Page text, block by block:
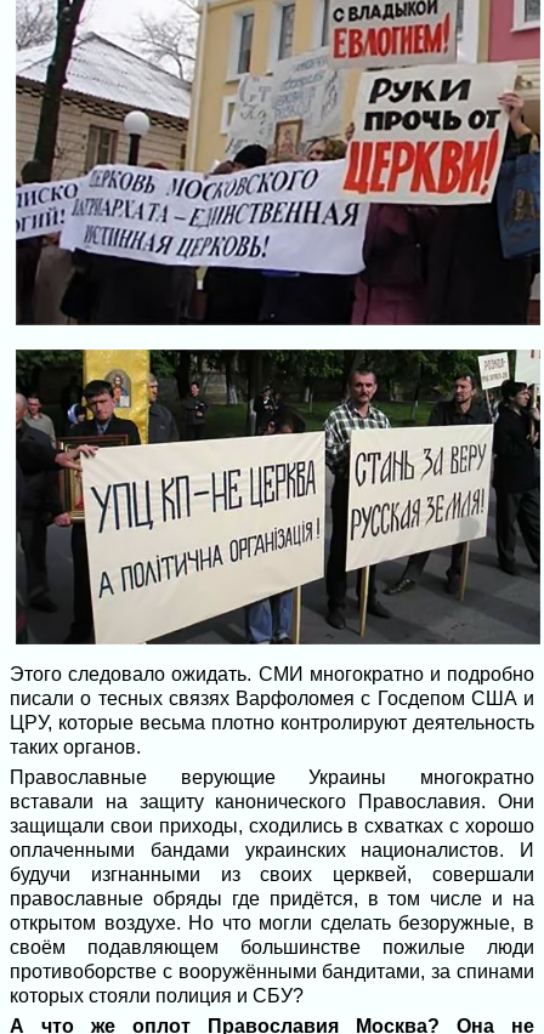
Этого следовало ожидать. СМИ многократно и подробно
писали о тесных связях Варфоломея с Госдепом США и
ЦРУ, которые весьма плотно контролируют деятельность
таких органов.
Православные верующие Украины многократно
вставали на защиту канонического Православия. Они
защищали свои приходы, сходились в схватках с хорошо
оплаченными бандами украинских националистов. И
будучи изгнанными из своих церквей, совершали
православные обряды где придётся, в том числе и на
открытом воздухе. Но что могли сделать безоружные, в
своём подавляющем большинстве пожилые люди
противоборстве с вооружёнными бандитами, за спинами
которых стояли полиция и СБУ?
А что же оплот Православия Москва? Она не